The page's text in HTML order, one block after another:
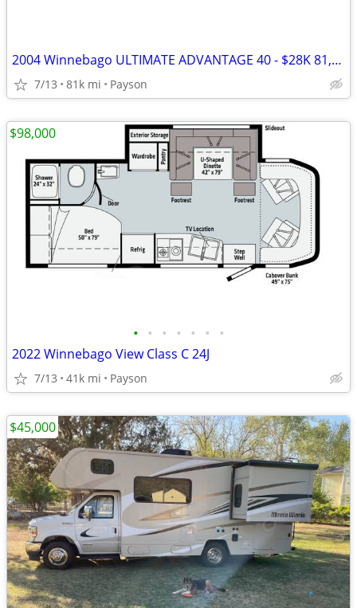
2004 Winnebago ULTIMATE ADVANTAGE 40 - $28K 81,000 MI!
7/13 81k mi Payson
• • • • • • •
2022 Winnebago View Class C 24J
7/13 41k mi Payson
$98,000
$45,000